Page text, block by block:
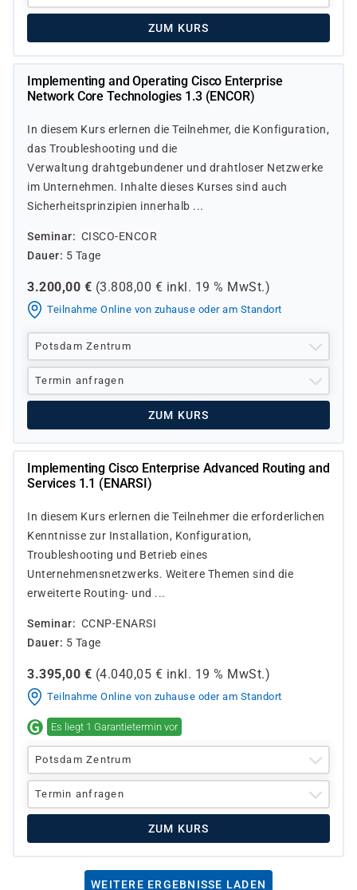
ZUM KURS
Implementing and Operating Cisco Enterprise
Network Core Technologies 1.3 (ENCOR)
In diesem Kurs erlernen die Teilnehmer, die Konfiguration,
das Troubleshooting und die
Verwaltung drahtgebundener und drahtloser Netzwerke
im Unternehmen. Inhalte dieses Kurses sind auch
Sicherheitsprinzipien innerhalb ...
Seminar
CISCO-ENCOR
Dauer
5 Tage
3.200,00 € (3.808,00 € inkl. 19 % MwSt.)
Teilnahme Online von zuhause oder am Standort
Potsdam Zentrum
Termin anfragen
ZUM KURS
Implementing Cisco Enterprise Advanced Routing and
Services 1.1 (ENARSI)
In diesem Kurs erlernen die Teilnehmer die erforderlichen
Kenntnisse zur Installation, Konfiguration,
Troubleshooting und Betrieb eines
Unternehmensnetzwerks. Weitere Themen sind die
erweiterte Routing- und ...
Seminar
CCNP-ENARSI
Dauer
5 Tage
3.395,00 € (4.040,05 € inkl. 19 % MwSt.)
Teilnahme Online von zuhause oder am Standort
Es liegt 1 Garantietermin vor
Potsdam Zentrum
Termin anfragen
ZUM KURS
WEITERE ERGEBNISSE LADEN